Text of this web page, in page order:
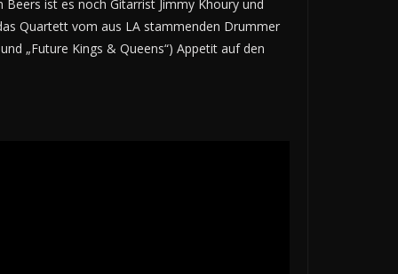
ist es noch Gitarrist Jimmy Khoury und
Quartett vom aus LA stammenden Drummer
„Future Kings & Queens“) Appetit auf den